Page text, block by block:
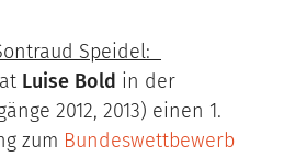
Speidel:
Luise Bold in der
2012, 2013) einen 1.
zum Bundeswettbewerb